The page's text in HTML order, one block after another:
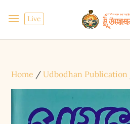
Live
Home /Udbodhan Publication